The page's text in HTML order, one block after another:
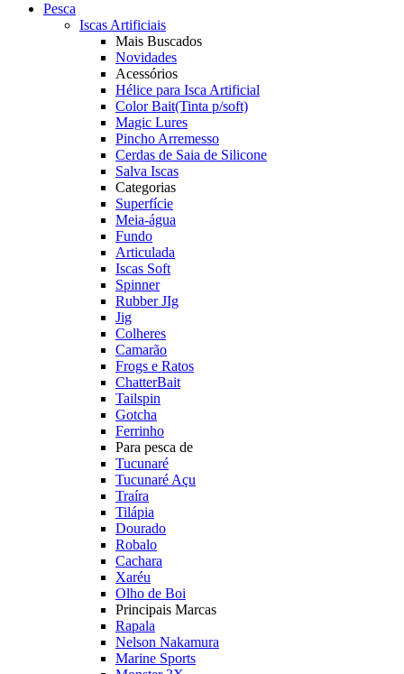
Pesca
Iscas Artificiais
Mais Buscados
Novidades
Acessórios
Hélice para Isca Artificial
Color Bait(Tinta p/soft)
Magic Lures
Pincho Arremesso
Cerdas de Saia de Silicone
Salva Iscas
Categorias
Superfície
Meia-água
Fundo
Articulada
Iscas Soft
Spinner
Rubber JIg
Jig
Colheres
Camarão
Frogs e Ratos
ChatterBait
Tailspin
Gotcha
Ferrinho
Para pesca de
Tucunaré
Tucunaré Açu
Traíra
Tilápia
Dourado
Robalo
Cachara
Xaréu
Olho de Boi
Principais Marcas
Rapala
Nelson Nakamura
Marine Sports